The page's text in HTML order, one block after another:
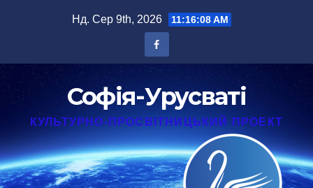
Нд. Сер 9th, 2026 11:16:09 AM
Софія-Урусваті
КУЛЬТУРНО-ПРОСВІТНИЦЬКИЙ ПРОЕКТ